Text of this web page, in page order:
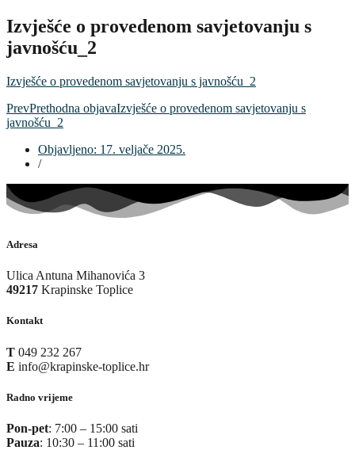
Izvješće o provedenom savjetovanju s
javnošću_2
Izvješće o provedenom savjetovanju s javnošću_2
PrevPrethodna objavaIzvješće o provedenom savjetovanju s
javnošću_2
Objavljeno: 17. veljače 2025.
/
Adresa
Ulica Antuna Mihanovića 3
49217 Krapinske Toplice
Kontakt
T 049 232 267
E info@krapinske-toplice.hr
Radno vrijeme
Pon-pet: 7:00 – 15:00 sati
Pauza: 10:30 – 11:00 sati